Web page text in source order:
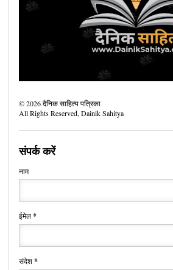
©2026दैनिक साहित्य पत्रिका
All Rights Reserved,Dainik Sahitya
संपर्क करें
नाम
ईमेल*
संदेश*